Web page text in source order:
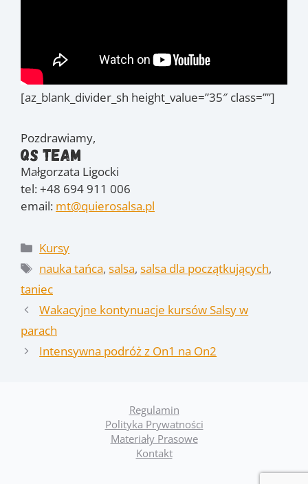
[az_blank_divider_sh height_value=”35″ class=””]
Pozdrawiamy,
QS Team
Małgorzata Ligocki
tel: +48 694 911 006
email: mt@quierosalsa.pl
Kategorie
Kursy
Tagi
nauka tańca,salsa,salsa dla początkujących,
taniec
Wakacyjne kontynuacje kursów Salsy w
parach
Intensywna podróż z On1 na On2
Regulamin
Polityka Prywatności
Materiały Prasowe
Kontakt